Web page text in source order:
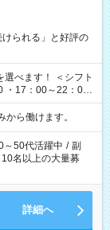
られる」と好評の
・17：00～22：00
ど
ら働けます。
～50代活躍中 / 副
10名以上の大量募
詳細へ